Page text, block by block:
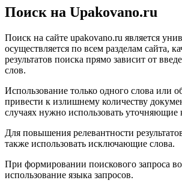
Поиск на Upakovano.ru
Поиск на сайте upakovano.ru является
осуществляется по всем разделам сайта,
результатов поиска прямо зависит от
слов.
Использование только одного слова или
привести к излишнему количеству
случаях нужно использовать уточняющие
Для повышения релевантности
также использовать исключающие слова.
При формировании поискового запроса
использование языка запросов.